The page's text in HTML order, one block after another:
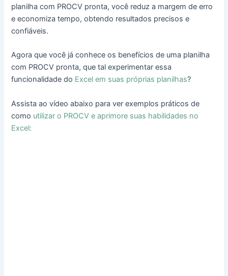
planilha com PROCV pronta, você reduz a margem de erro
e economiza tempo, obtendo resultados precisos e
confiáveis.
Agora que você já conhece os benefícios de uma planilha
com PROCV pronta, que tal experimentar essa
funcionalidade do Excel em suas próprias planilhas?
Assista ao vídeo abaixo para ver exemplos práticos de
como utilizar o PROCV e aprimore suas habilidades no
Excel: